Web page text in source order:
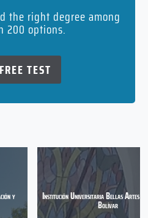
the right degree among
200 options.
TEST
y Institución Universitaria Bellas Artes y
Bolívar